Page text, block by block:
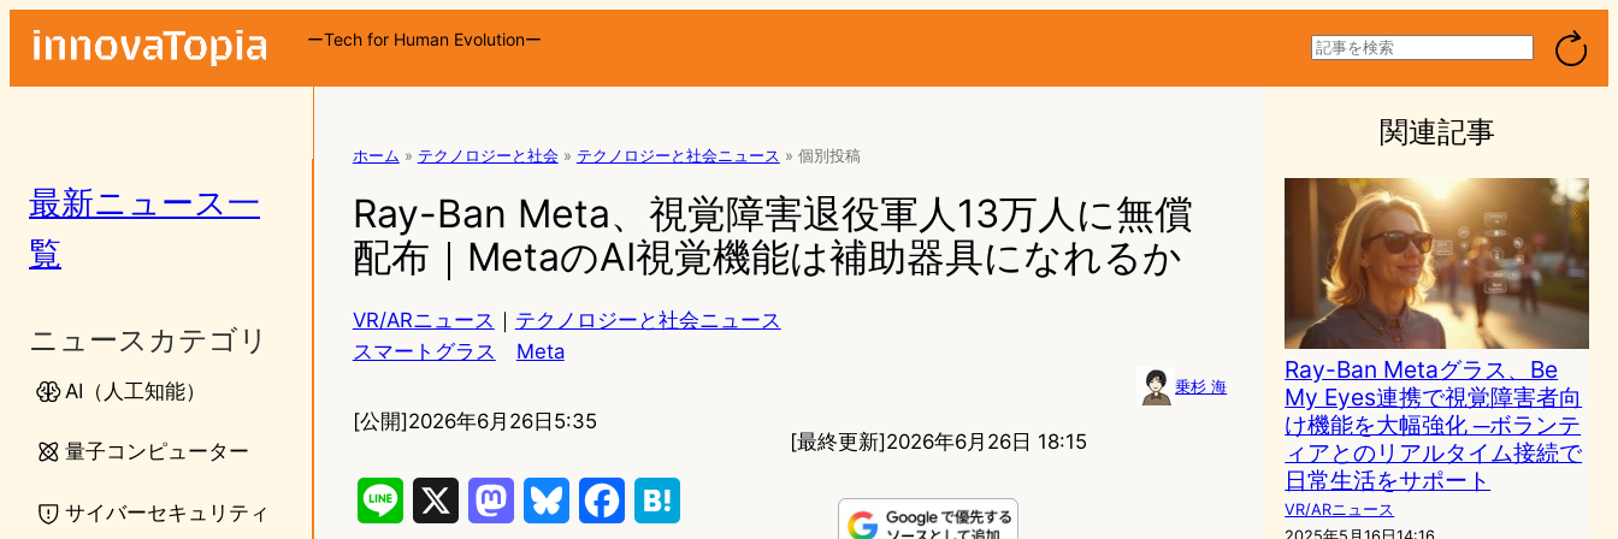
ーTech for Human Evolutionー
検
索
最新ニュース一
覧
ニュースカテゴリ
AI（人工知能）
量子コンピューター
サイバーセキュリティ
ホーム » テクノロジーと社会 » テクノロジーと社会ニュース » 個別投稿
Ray-Ban Meta、視覚障害退役軍人13万人に無償
配布｜MetaのAI視覚機能は補助器具になれるか
VR/ARニュース ｜ テクノロジーと社会ニュース
スマートグラス
Meta
乗杉 海
[公開]2026年6月26日5:35
[最終更新]2026年6月26日 18:15
関連記事
Ray-Ban Metaグラス、Be
My Eyes連携で視覚障害者向
け機能を大幅強化 ─ボランテ
ィアとのリアルタイム接続で
日常生活をサポート
VR/ARニュース